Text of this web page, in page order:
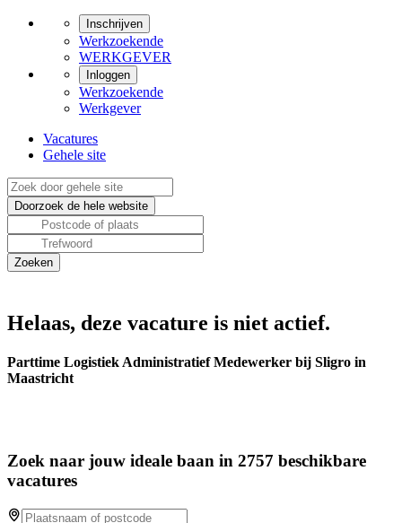
Inschrijven
Werkzoekende
WERKGEVER
Inloggen
Werkzoekende
Werkgever
Vacatures
Gehele site
Helaas, deze vacature is niet actief.
Parttime Logistiek Administratief Medewerker bij Sligro in
Maastricht
Zoek naar jouw ideale baan in 2757 beschikbare
vacatures